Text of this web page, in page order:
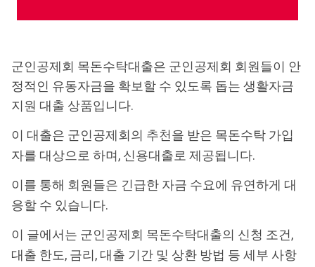
군인공제회 목돈수탁대출은 군인공제회 회원들이 안
정적인 유동자금을 확보할 수 있도록 돕는 생활자금
지원 대출 상품입니다.
이 대출은 군인공제회의 추천을 받은 목돈수탁 가입
자를 대상으로 하며, 신용대출로 제공됩니다.
이를 통해 회원들은 긴급한 자금 수요에 유연하게 대
응할 수 있습니다.
이 글에서는 군인공제회 목돈수탁대출의 신청 조건,
대출 한도, 금리, 대출 기간 및 상환 방법 등 세부 사항